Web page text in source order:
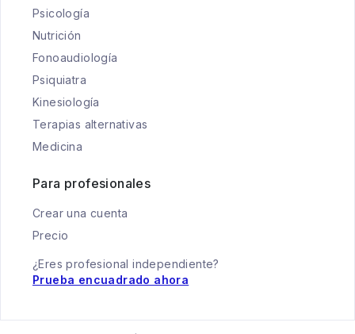
Psicología
Nutrición
Fonoaudiología
Psiquiatra
Kinesiología
Terapias alternativas
Medicina
Para profesionales
Crear una cuenta
Precio
¿Eres profesional independiente?
Prueba encuadrado ahora